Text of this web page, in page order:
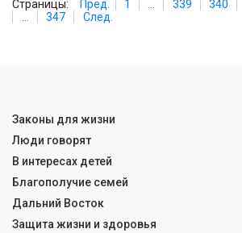
Страницы: Пред. 1 339 340
347 След.
Законы для жизни
Люди говорят
В интересах детей
Благополучие семей
Дальний Восток
Защита жизни и здоровья